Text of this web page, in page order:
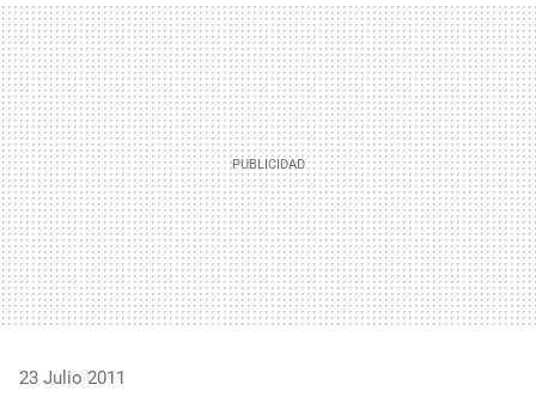
MAIL
23 Julio 2011